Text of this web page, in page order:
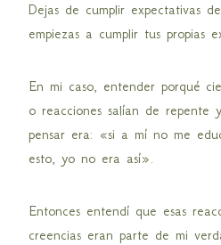
Dejas de cumplir expectativas
empiezas a cumplir tus propias
En mi caso, entender porqué
o reacciones salían de
pensar era: «si a mí no me
esto, yo no era así».
Entonces entendí que esas
creencias eran parte de mi